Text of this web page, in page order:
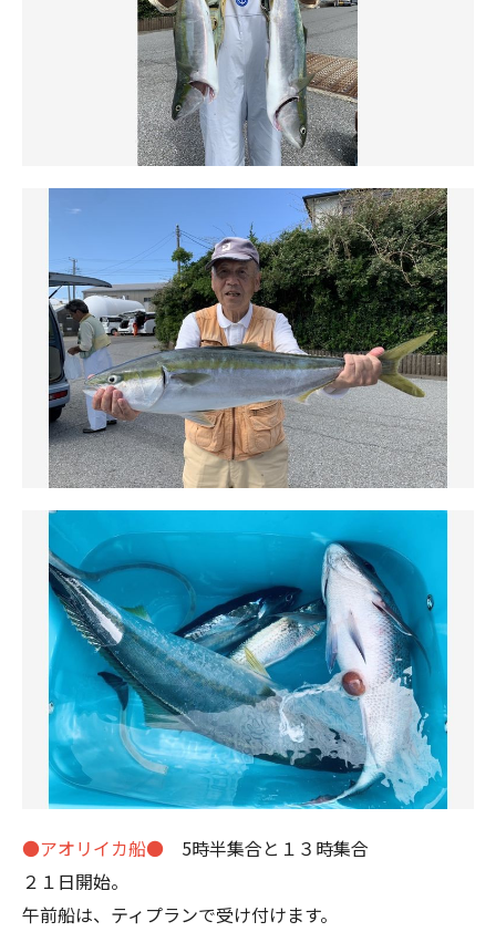
●アオリイカ船● 5時半集合と１３時集合
２１日開始。
午前船は、ティプランで受け付けます。